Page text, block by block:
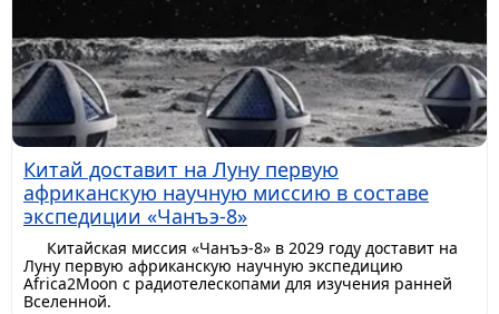
Китай доставит на Луну первую
африканскую научную миссию в составе
экспедиции «Чанъэ-8»
Китайская миссия «Чанъэ-8» в 2029 году доставит на
Луну первую африканскую научную экспедицию
Africa2Moon с радиотелескопами для изучения ранней
Вселенной.